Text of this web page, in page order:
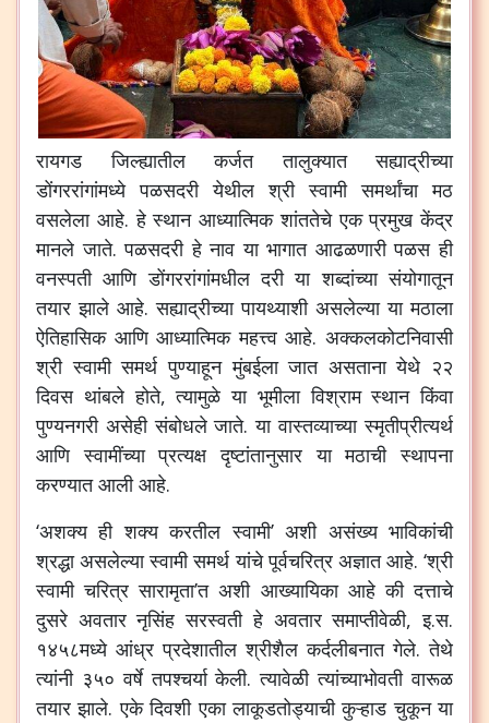
रायगड जिल्ह्यातील कर्जत तालुक्यात सह्याद्रीच्या
डोंगररांगांमध्ये पळसदरी येथील श्री स्वामी समर्थांचा मठ
वसलेला आहे. हे स्थान आध्यात्मिक शांततेचे एक प्रमुख केंद्र
मानले जाते. पळसदरी हे नाव या भागात आढळणारी पळस ही
वनस्पती आणि डोंगररांगांमधील दरी या शब्दांच्या संयोगातून
तयार झाले आहे. सह्याद्रीच्या पायथ्याशी असलेल्या या मठाला
ऐतिहासिक आणि आध्यात्मिक महत्त्व आहे. अक्कलकोटनिवासी
श्री स्वामी समर्थ पुण्याहून मुंबईला जात असताना येथे २२
दिवस थांबले होते, त्यामुळे या भूमीला विश्राम स्थान किंवा
पुण्यनगरी असेही संबोधले जाते. या वास्तव्याच्या स्मृतीप्रीत्यर्थ
आणि स्वामींच्या प्रत्यक्ष दृष्टांतानुसार या मठाची स्थापना
करण्यात आली आहे.
‘अशक्य ही शक्य करतील स्वामी’ अशी असंख्य भाविकांची
श्रद्धा असलेल्या स्वामी समर्थ यांचे पूर्वचरित्र अज्ञात आहे. ‘श्री
स्वामी चरित्र सारामृता’त अशी आख्यायिका आहे की दत्ताचे
दुसरे अवतार नृसिंह सरस्वती हे अवतार समाप्तीवेळी, इ.स.
१४५८मध्ये आंध्र प्रदेशातील श्रीशैल कर्दलीबनात गेले. तेथे
त्यांनी ३५० वर्षे तपश्चर्या केली. त्यावेळी त्यांच्याभोवती वारूळ
तयार झाले. एके दिवशी एका लाकूडतोड्याची कुऱ्हाड चुकून या